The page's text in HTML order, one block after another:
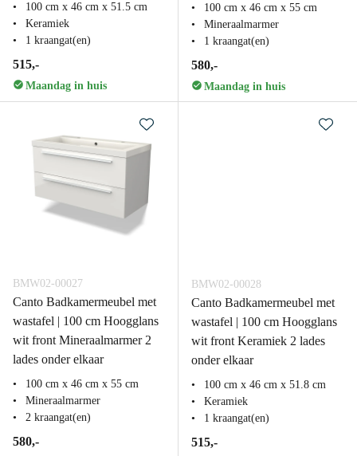
100 cm x 46 cm x 51.5 cm
Keramiek
1 kraangat(en)
515,-
Maandag in huis
100 cm x 46 cm x 55 cm
Mineraalmarmer
1 kraangat(en)
580,-
Maandag in huis
BMW02-00027
Canto Badkamermeubel met
wastafel | 100 cm Hoogglans
wit front Mineraalmarmer 2
lades onder elkaar
100 cm x 46 cm x 55 cm
Mineraalmarmer
2 kraangat(en)
580,-
BMW02-00028
Canto Badkamermeubel met
wastafel | 100 cm Hoogglans
wit front Keramiek 2 lades
onder elkaar
100 cm x 46 cm x 51.8 cm
Keramiek
1 kraangat(en)
515,-